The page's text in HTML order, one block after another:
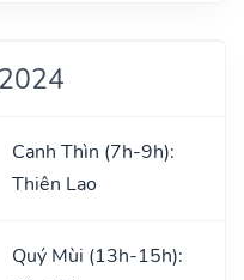
Canh Thìn (7h-9h):
Thiên Lao
Quý Mùi (13h-15h):